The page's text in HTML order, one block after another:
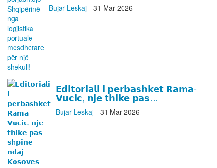
Bujar Leskaj 31 Mar 2026
𝗘𝗱𝗶𝘁𝗼𝗿𝗶𝗮𝗹𝗶 𝗶 𝗽𝗲𝗿𝗯𝗮𝘀𝗵𝗸𝗲𝘁 𝗥𝗮𝗺𝗮-
𝗩𝘂𝗰𝗶𝗰, 𝗻𝗷𝗲 𝘁𝗵𝗶𝗸𝗲 𝗽𝗮𝘀…
Bujar Leskaj 31 Mar 2026